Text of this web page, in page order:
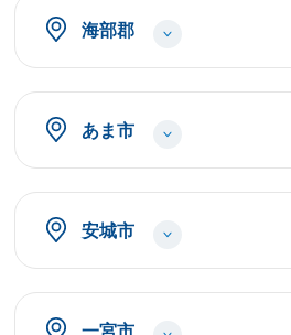
海部郡
あま市
安城市